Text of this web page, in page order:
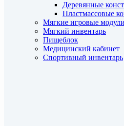
Деревянные
Пластмассовые
Мягкие игровые модули
Мягкий инвентарь
Пищеблок
Медицинский кабинет
Спортивный инвентарь